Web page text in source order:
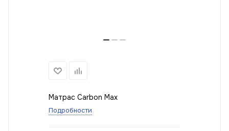
Матрас Carbon Max
Подробности